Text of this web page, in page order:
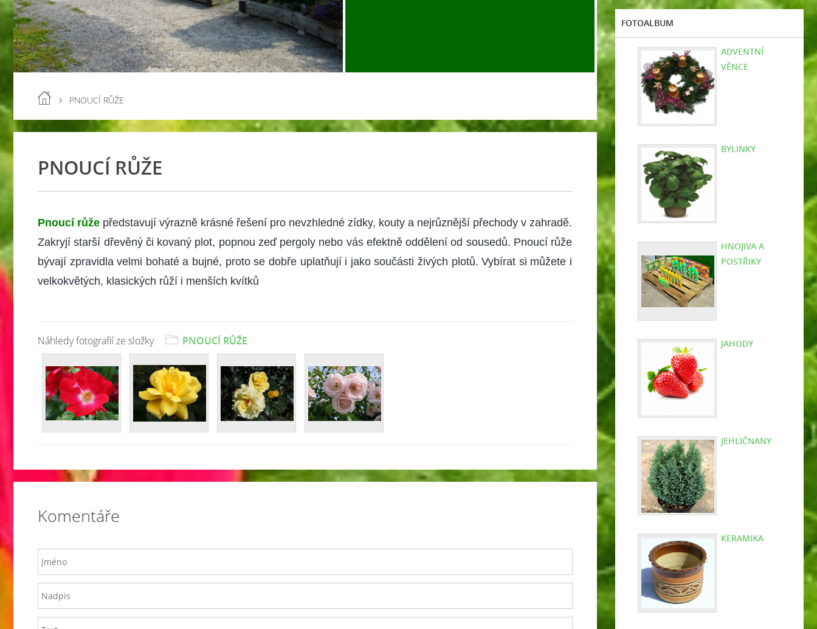
PNOUCÍ RŮŽE
PNOUCÍ RŮŽE
Pnoucí růže představují výrazně krásné řešení pro nevzhledné zídky, kouty a nejrůznější přechody v zahradě.
Zakryjí starší dřevěný či kovaný plot, popnou zeď pergoly nebo vás efektně oddělení od sousedů. Pnoucí růže
bývají zpravidla velmi bohaté a bujné, proto se dobře uplatňují i jako součásti živých plotů. Vybírat si můžete i
velkokvětých, klasických růží i menších kvítků
Náhledy fotografií ze složky PNOUCÍ RŮŽE
Komentáře
FOTOALBUM
ADVENTNÍ
VĚNCE
BYLINKY
HNOJIVA A
POSTŘIKY
JAHODY
JEHLIČNANY
KERAMIKA